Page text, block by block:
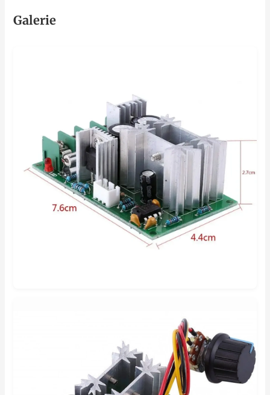
Galerie